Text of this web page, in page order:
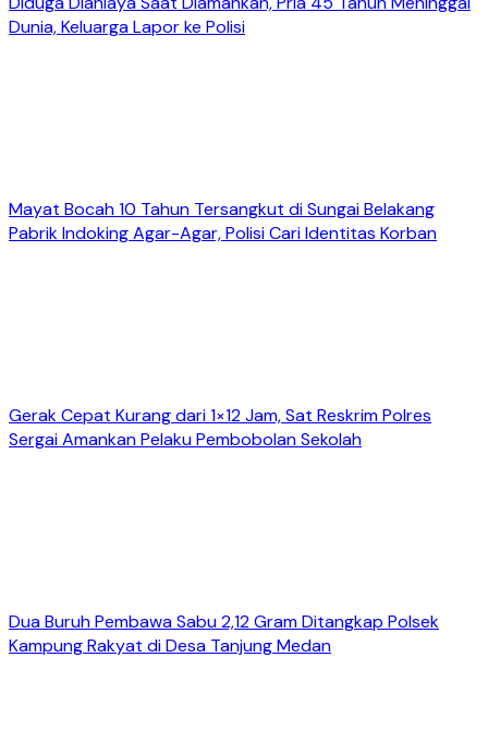
Dunia, Keluarga Lapor ke Polisi
Mayat Bocah 10 Tahun Tersangkut di Sungai Belakang
Pabrik Indoking Agar-Agar, Polisi Cari Identitas Korban
Gerak Cepat Kurang dari 1×12 Jam, Sat Reskrim Polres
Sergai Amankan Pelaku Pembobolan Sekolah
Dua Buruh Pembawa Sabu 2,12 Gram Ditangkap Polsek
Kampung Rakyat di Desa Tanjung Medan